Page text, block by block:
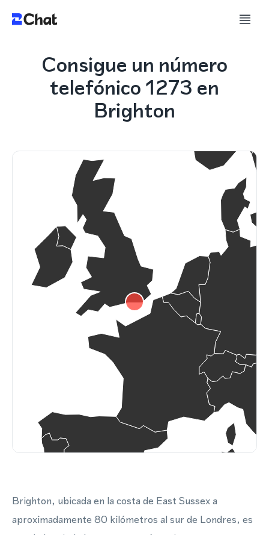
Consigue un número
telefónico 1273 en
Brighton
Brighton, ubicada en la costa de East Sussex a
aproximadamente 80 kilómetros al sur de Londres, es